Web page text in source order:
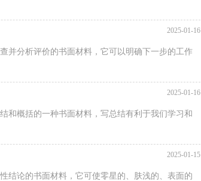
2025-01-16
分析评价的书面材料，它可以明确下一步的工作
2025-01-16
概括的一种书面材料，写总结有利于我们学习和
2025-01-15
论的书面材料，它可使零星的、肤浅的、表面的